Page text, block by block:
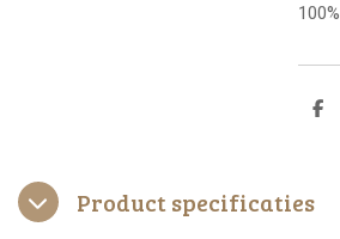
D
Product specificaties